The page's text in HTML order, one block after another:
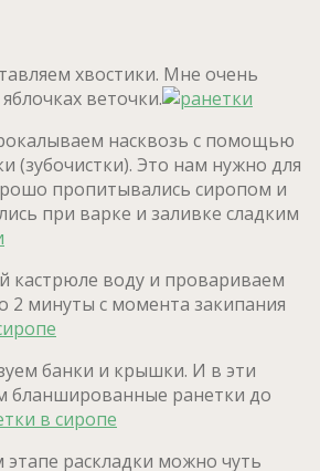
хвостики. Мне очень
веточки.
насквозь с помощью
(зубочистки). Это нам нужно для
пропитывались сиропом и
при варке и заливке сладким
кастрюле воду и провариваем
2 минуты с момента закипания
банки и крышки. И в эти
бланшированные ранетки до
раскладки можно чуть